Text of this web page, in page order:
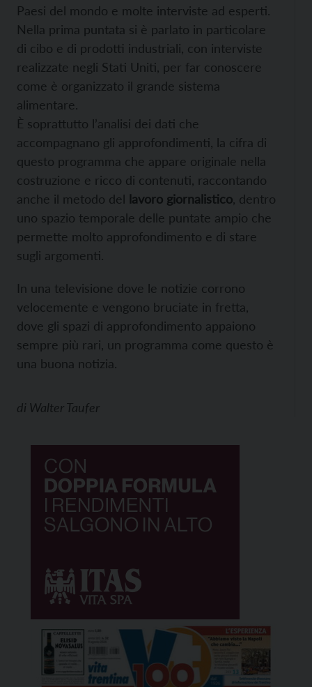
Paesi del mondo e molte interviste ad esperti.
Nella prima puntata si è parlato in particolare
di cibo e di prodotti industriali, con interviste
realizzate negli Stati Uniti, per far conoscere
come è organizzato il grande sistema
alimentare.
È soprattutto l’analisi dei dati che
accompagnano gli approfondimenti, la cifra di
questo programma che appare originale nella
costruzione e ricco di contenuti, raccontando
anche il metodo del lavoro giornalistico , dentro
uno spazio temporale delle puntate ampio che
permette molto approfondimento e di stare
sugli argomenti.
In una televisione dove le notizie corrono
velocemente e vengono bruciate in fretta,
dove gli spazi di approfondimento appaiono
sempre più rari, un programma come questo è
una buona notizia.
di Walter Taufer